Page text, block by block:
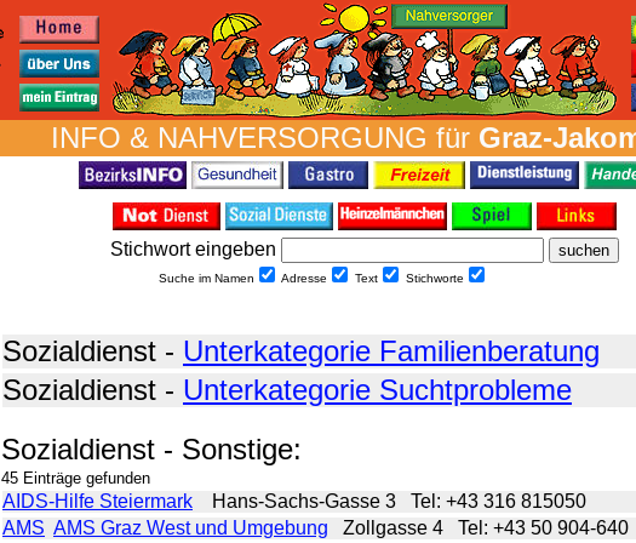
INFO & NAH­VER­SORG­UNG für Graz-
Stich­wort ein­geben
Suche im Namen Adresse Text Stich­worte
Sozialdienst - Unterkategorie Familienberatung
Sozialdienst - Unterkategorie Suchtprobleme
Sozialdienst - Sonstige:
45 Einträge gefunden
AIDS-Hilfe Steiermark Hans-Sachs-Gasse 3 Tel: +43 316 815050
AMS AMS Graz West und Umgebung Zollgasse 4 Tel: +43 50 904-640